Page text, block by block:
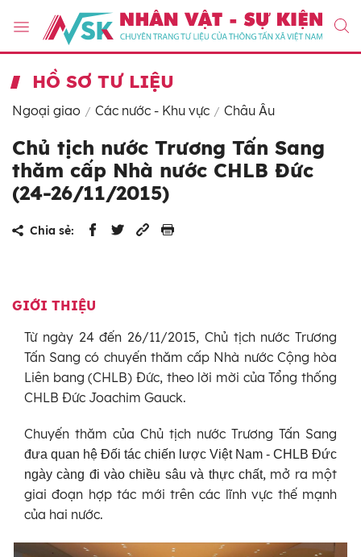
HỒ SƠ TƯ LIỆU
Ngoại giao Các nước - Khu vực Châu Âu
Chủ tịch nước Trương Tấn Sang
thăm cấp Nhà nước CHLB Đức
(24-26/11/2015)
Chia sẻ:
GIỚI THIỆU
Từ ngày 24 đến 26/11/2015, Chủ tịch nước Trương
Tấn Sang có chuyến thăm cấp Nhà nước Cộng hòa
Liên bang (CHLB) Đức, theo lời mời của Tổng thống
CHLB Đức Joachim Gauck.
Chuyến thăm của Chủ tịch nước Trương Tấn Sang
đưa quan hệ Đối tác chiến lược Việt Nam - CHLB Đức
ngày càng đi vào chiều sâu và thực chất, mở ra một
giai đoạn hợp tác mới trên các lĩnh vực thế mạnh
của hai nước.